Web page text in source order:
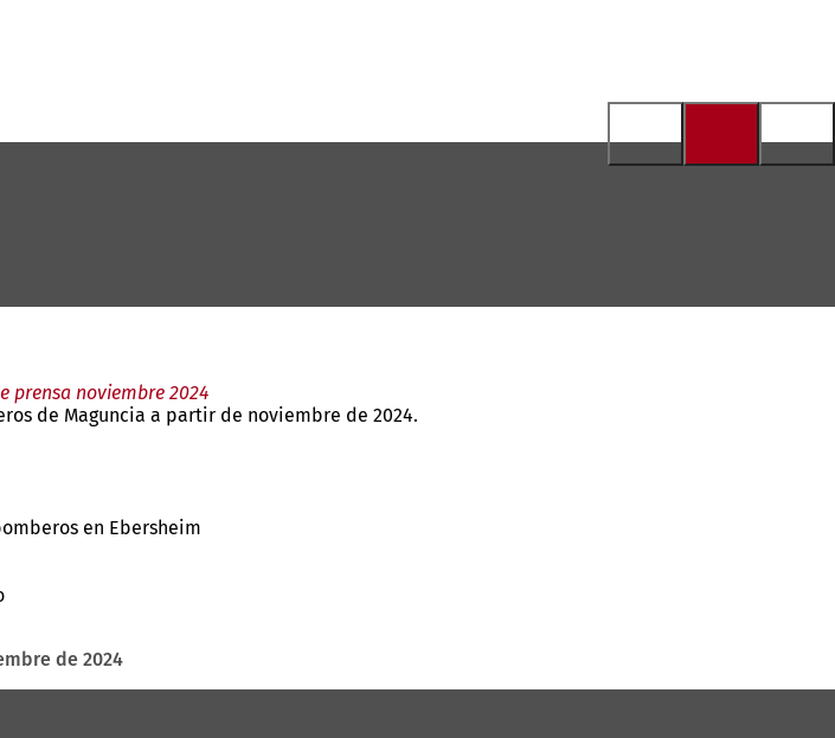
prensa noviembre 2024
de Maguncia a partir de noviembre de 2024.
en Ebersheim
de 2024